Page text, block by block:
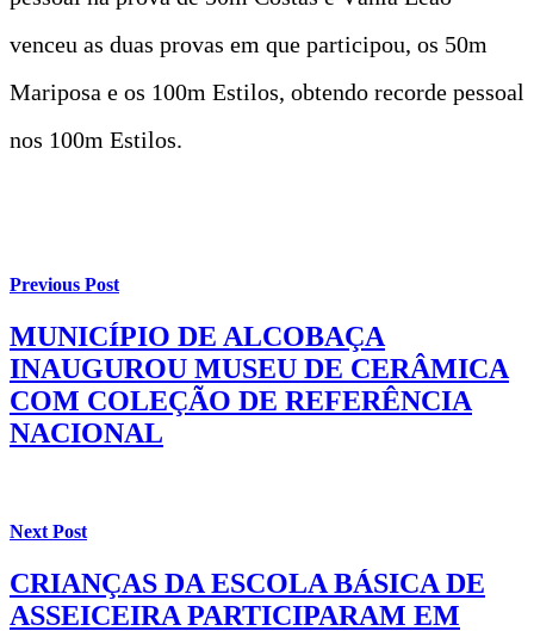
venceu as duas provas em que participou, os 50m
Mariposa e os 100m Estilos, obtendo recorde pessoal
nos 100m Estilos.
Previous Post
MUNICÍPIO DE ALCOBAÇA
INAUGUROU MUSEU DE CERÂMICA
COM COLEÇÃO DE REFERÊNCIA
NACIONAL
Next Post
CRIANÇAS DA ESCOLA BÁSICA DE
ASSEICEIRA PARTICIPARAM EM